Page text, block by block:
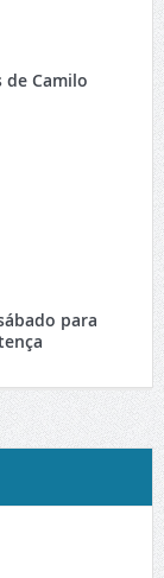
de Camilo
para